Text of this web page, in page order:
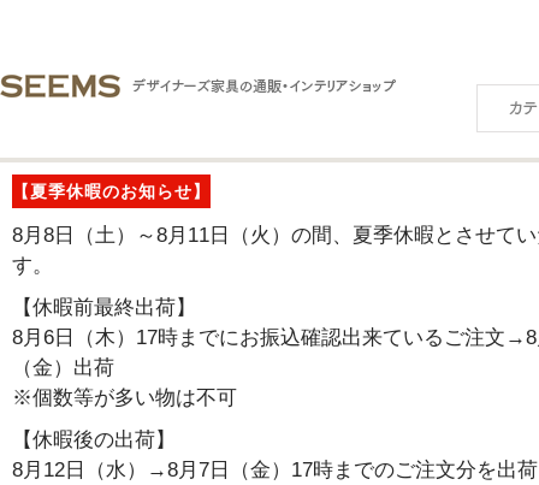
【夏季休暇のお知らせ】
8月8日（土）～8月11日（火）の間、夏季休暇とさせて
す。
【休暇前最終出荷】
8月6日（木）17時までにお振込確認出来ているご注文
（金）出荷
※個数等が多い物は不可
【休暇後の出荷】
8月12日（水）→8月7日（金）17時までのご注文分を出荷